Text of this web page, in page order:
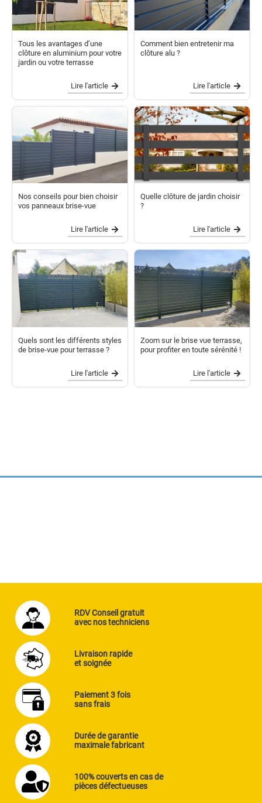
Tous les avantages d’une
clôture en aluminium pour votre
jardin ou votre terrasse
Lire l'article
Comment bien entretenir ma
clôture alu ?
Lire l'article
Nos conseils pour bien choisir
vos panneaux brise-vue
Lire l'article
Quelle clôture de jardin choisir
?
Lire l'article
Quels sont les différents styles
de brise-vue pour terrasse ?
Lire l'article
Zoom sur le brise vue terrasse,
pour profiter en toute sérénité !
Lire l'article
RDV Conseil gratuit
avec nos techniciens
Livraison rapide
et soignée
Paiement 3 fois
sans frais
Durée de garantie
maximale fabricant
100% couverts en cas de
pièces défectueuses